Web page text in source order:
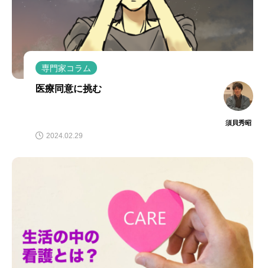
専門家コラム
医療同意に挑む
須貝秀昭
2024.02.29